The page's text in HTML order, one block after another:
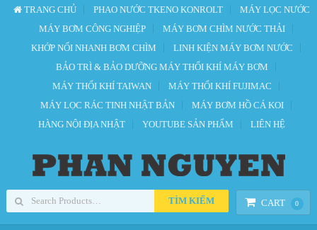
TRANG CHỦ PHAO NƯỚC TKENO KONROLT
MÁY LỌC NƯỚC
MÁY BƠM CÔNG NGHIỆP
MÁY BƠM CHÌM NƯỚC THẢI
KHỚP NỐI NHANH BƠM CHÌM
LINH KIỆN MÁY BƠM NƯỚC
BẢO TRÌ & BẢO DƯỠNG MÁY THỔI KHÍ MÁY BƠM
MÁY THỔI KHÍ TAIWAN
MÁY THỔI KHÍ FUJIMAC
MÁY LỌC RÁC TINH NHẬT BẢN
MÁY BƠM HỒ CÁ KOI
HÀNG NỘI ĐỊA NHẬT
YOUTUBE SẢN PHẨM LIÊN HỆ
CART 0
TÌM KIẾM